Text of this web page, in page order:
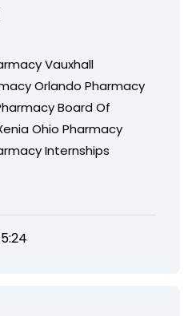
Vauxhall
Orlando Pharmacy
Board Of
Ohio Pharmacy
Internships